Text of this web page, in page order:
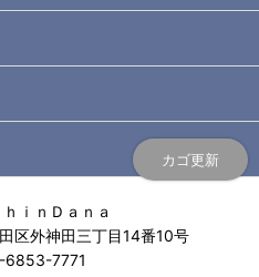
カゴ更新
ｉｎＤａｎａ
区外神田三丁目14番10号
6853-7771